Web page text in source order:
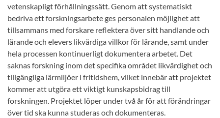
vetenskapligt förhållningssätt. Genom att systematiskt
bedriva ett forskningsarbete ges personalen möjlighet att
tillsammans med forskare reflektera över sitt handlande och
lärande och elevers likvärdiga villkor för lärande, samt under
hela processen kontinuerligt dokumentera arbetet. Det
saknas forskning inom det specifika området likvärdighet och
tillgängliga lärmiljöer i fritidshem, vilket innebär att projektet
kommer att utgöra ett viktigt kunskapsbidrag till
forskningen. Projektet löper under två år för att förändringar
över tid ska kunna studeras och dokumenteras.